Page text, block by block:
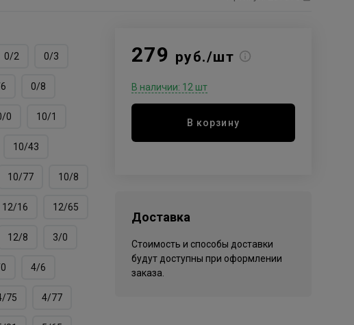
0/2 0/3
0/8
0 10/1
10/43
10/77 10/8
12/16 12/65
12/8 3/0
4/6
75 4/77
279 руб./шт
В наличии: 12 шт
В корзину
Доставка
Стоимость и способы доставки
будут доступны при оформлении
заказа.